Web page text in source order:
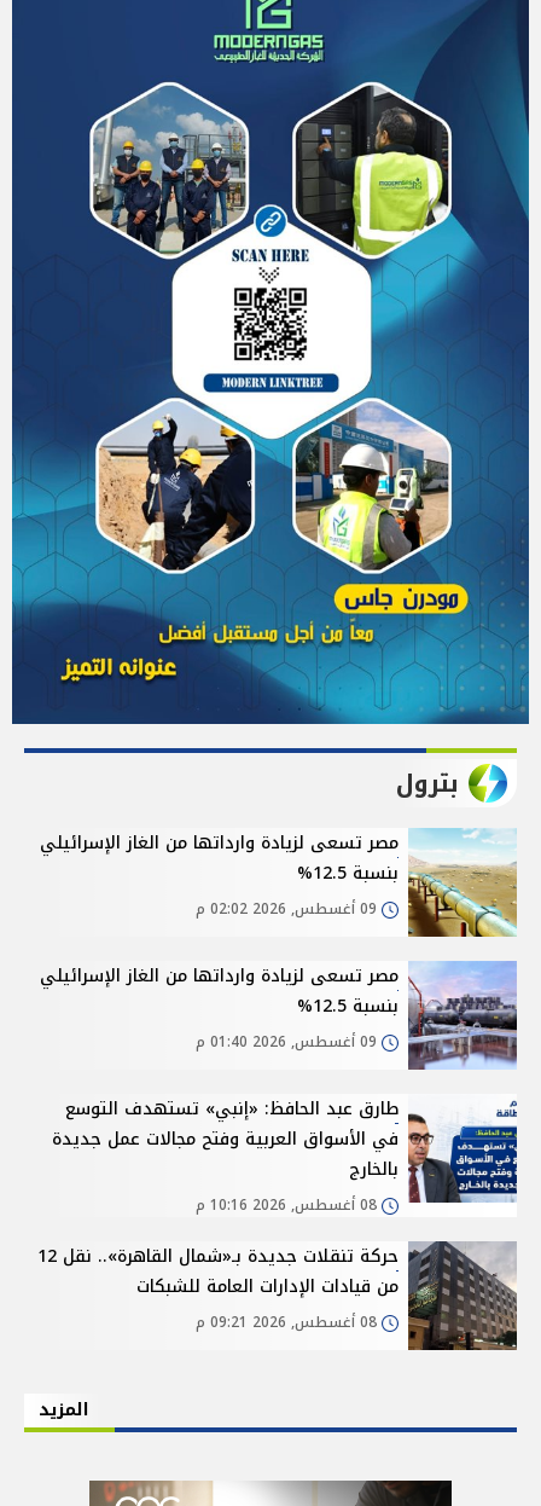
بترول
مصر تسعى لزيادة وارداتها من الغاز الإسرائيلي
بنسبة 12.5%
مصر تسعى لزيادة وارداتها من الغاز الإسرائيلي
بنسبة 12.5%
طارق عبد الحافظ: «إنبي» تستهدف التوسع
في الأسواق العربية وفتح مجالات عمل جديدة
بالخارج
حركة تنقلات جديدة بـ«شمال القاهرة».. نقل 12
من قيادات الإدارات العامة للشبكات
المزيد